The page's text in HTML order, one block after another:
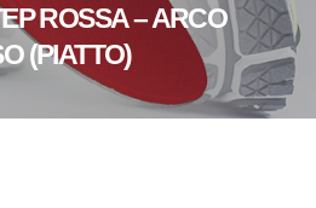
ROSSA – ARCO
(PIATTO)